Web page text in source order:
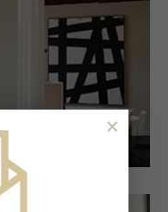
×